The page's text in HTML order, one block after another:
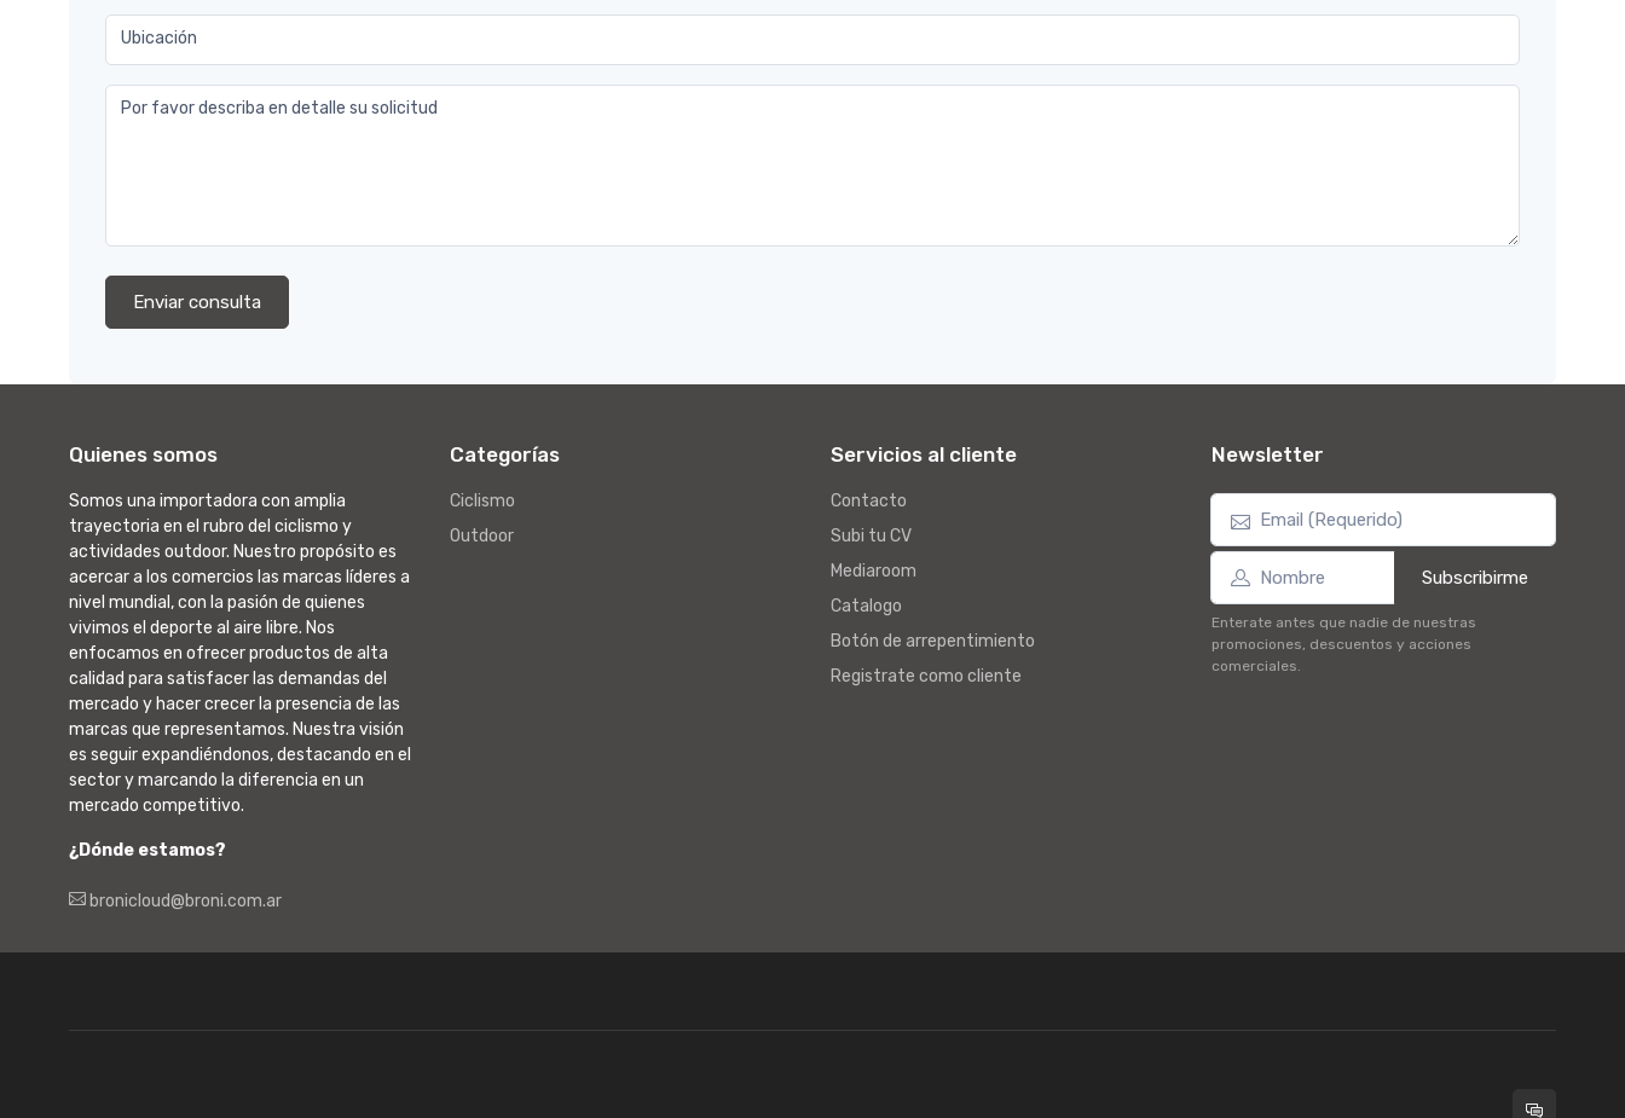
Ubicación
Por favor describa en detalle su solicitud
Enviar consulta
Quienes somos
Somos una importadora con amplia
trayectoria en el rubro del ciclismo y
actividades outdoor. Nuestro propósito es
acercar a los comercios las marcas líderes a
nivel mundial, con la pasión de quienes
vivimos el deporte al aire libre. Nos
enfocamos en ofrecer productos de alta
calidad para satisfacer las demandas del
mercado y hacer crecer la presencia de las
marcas que representamos. Nuestra visión
es seguir expandiéndonos, destacando en el
sector y marcando la diferencia en un
mercado competitivo.
¿Dónde estamos?
bronicloud@broni.com.ar
Categorías
Ciclismo
Outdoor
Servicios al cliente
Contacto
Subi tu CV
Mediaroom
Catalogo
Botón de arrepentimiento
Registrate como cliente
Newsletter
Subscribirme
Enterate antes que nadie de nuestras
promociones, descuentos y acciones
comerciales.